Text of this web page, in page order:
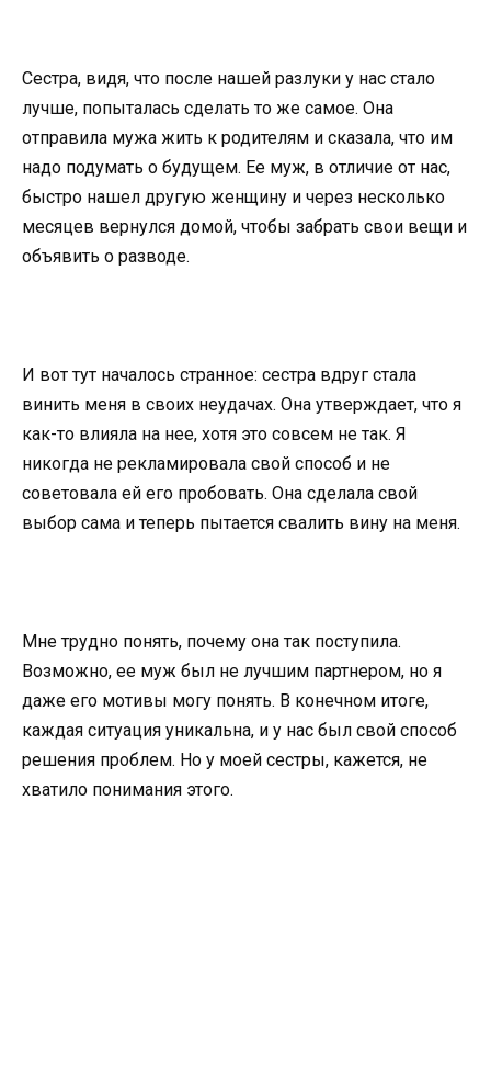
Сестра, видя, что после нашей разлуки у нас стало
лучше, попыталась сделать то же самое. Она
отправила мужа жить к родителям и сказала, что им
надо подумать о будущем. Ее муж, в отличие от нас,
быстро нашел другую женщину и через несколько
месяцев вернулся домой, чтобы забрать свои вещи и
объявить о разводе.
И вот тут началось странное: сестра вдруг стала
винить меня в своих неудачах. Она утверждает, что я
как-то влияла на нее, хотя это совсем не так. Я
никогда не рекламировала свой способ и не
советовала ей его пробовать. Она сделала свой
выбор сама и теперь пытается свалить вину на меня.
Мне трудно понять, почему она так поступила.
Возможно, ее муж был не лучшим партнером, но я
даже его мотивы могу понять. В конечном итоге,
каждая ситуация уникальна, и у нас был свой способ
решения проблем. Но у моей сестры, кажется, не
хватило понимания этого.